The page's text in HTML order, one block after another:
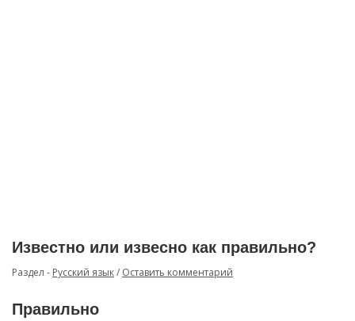
Известно или извесно как правильно?
Раздел - Русский язык/ Оставить комментарий
Правильно